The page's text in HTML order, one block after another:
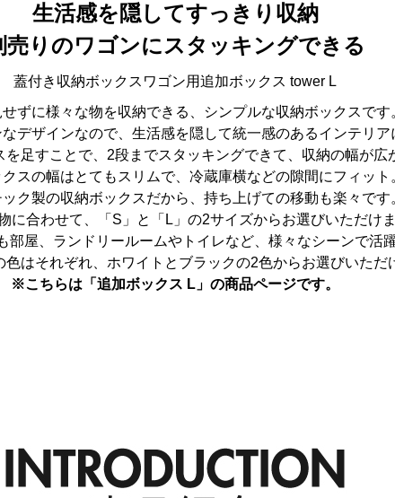
生活感を隠してすっきり収納
売りのワゴンにスタッキングできる
蓋付き収納ボックスワゴン用追加ボックス tower L
ずに様々な物を収納できる、シンプルな収納ボックスです
デザインなので、生活感を隠して統一感のあるインテリア
を足すことで、2段までスタッキングできて、収納の幅が広
スの幅はとてもスリムで、冷蔵庫横などの隙間にフィット
ク製の収納ボックスだから、持ち上げての移動も楽々です
に合わせて、「S」と「L」の2サイズからお選びいただけま
部屋、ランドリールームやトイレなど、様々なシーンで活躍
色はそれぞれ、ホワイトとブラックの2色からお選びいただ
※こちらは「追加ボックス L」の商品ページです。